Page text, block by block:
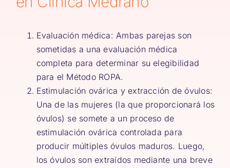
Evaluación médica: Ambas parejas son
sometidas a una evaluación médica
completa para determinar su elegibilidad
para el Método ROPA.
Estimulación ovárica y extracción de óvulos:
Una de las mujeres (la que proporcionará los
óvulos) se somete a un proceso de
estimulación ovárica controlada para
producir múltiples óvulos maduros. Luego,
los óvulos son extraídos mediante una breve